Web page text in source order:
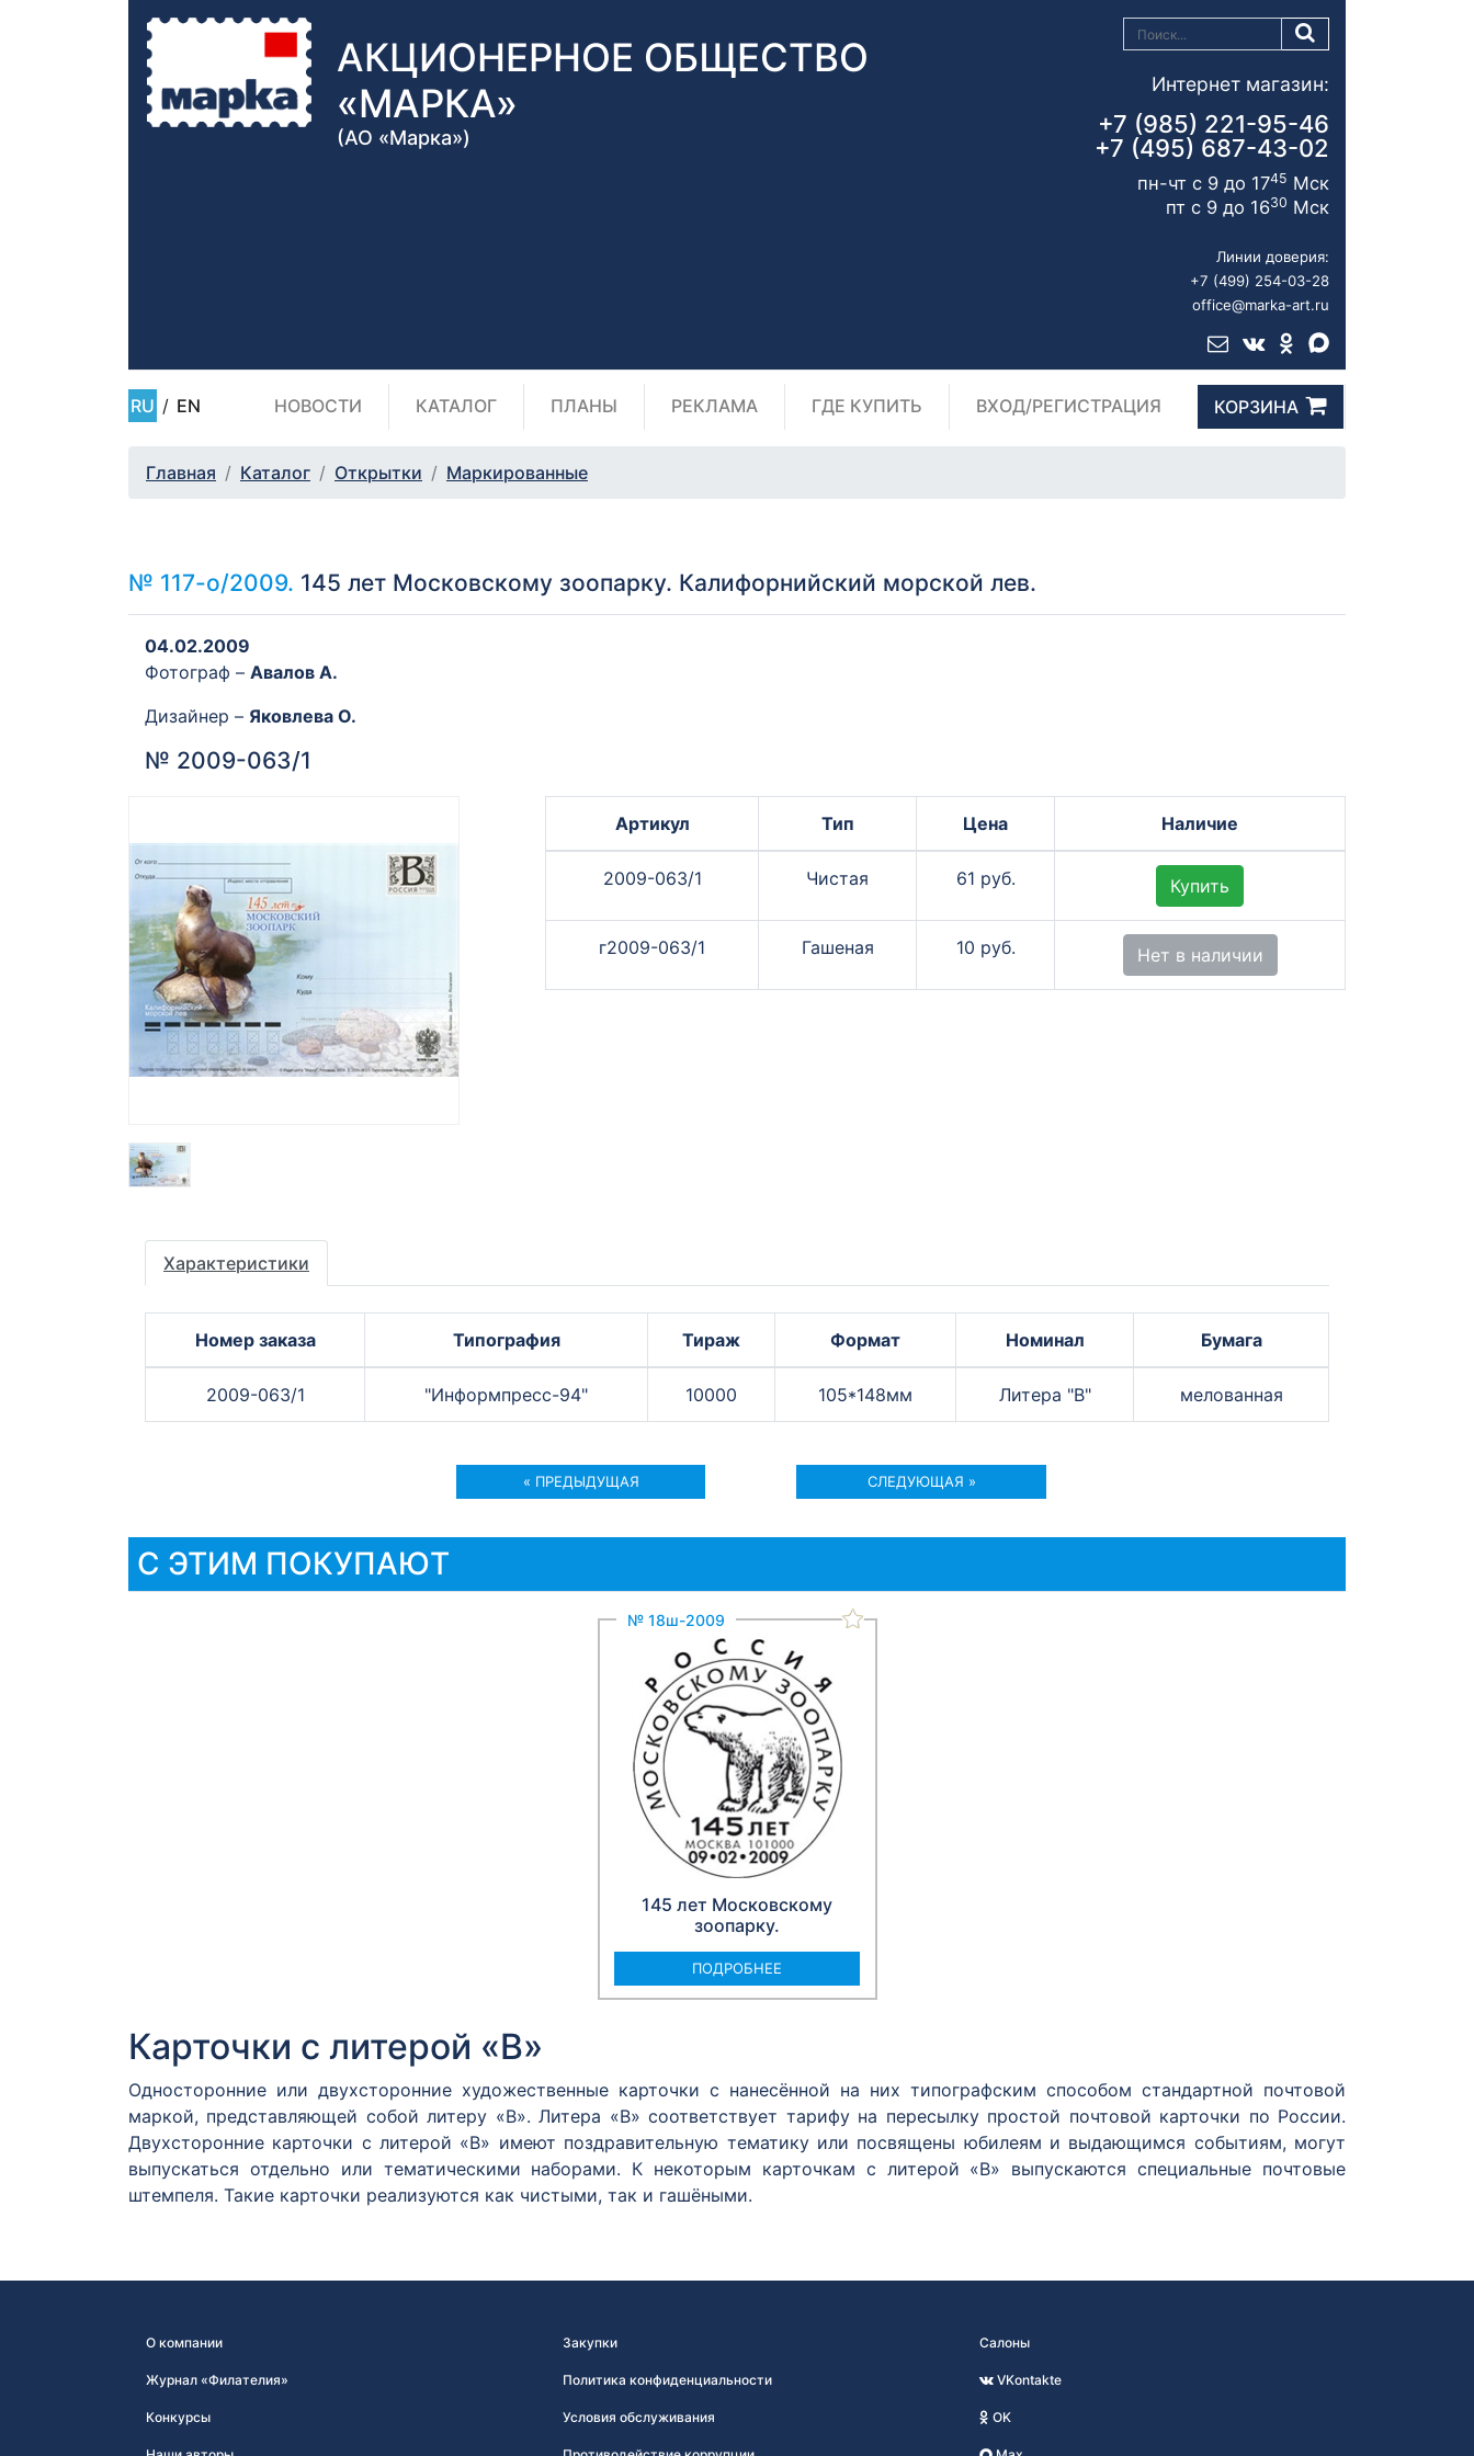
АКЦИОНЕРНОЕ ОБЩЕСТВО
«МАРКА»
(АО «Марка»)
Интернет магазин:
+7 (985) 221-95-46
+7 (495) 687-43-02
пн-чт с 9 до 1745 Мск
пт с 9 до 1630 Мск
Линии доверия:
+7 (499) 254-03-28
office@marka-art.ru
RU / EN НОВОСТИ КАТАЛОГ ПЛАНЫ РЕКЛАМА ГДЕ КУПИТЬ ВХОД/РЕГИСТРАЦИЯ КОРЗИНА
Главная Каталог Открытки Маркированные
№ 117-о/2009. 145 лет Московскому зоопарку. Калифорнийский морской лев.
04.02.2009
Фотограф – Авалов А.
Дизайнер – Яковлева О.
№ 2009-063/1
Артикул Тип Цена Наличие
2009-063/1 Чистая 61 руб. Купить
г2009-063/1 Гашеная 10 руб. Нет в наличии
Характеристики
Номер заказа Типография Тираж Формат Номинал Бумага
2009-063/1 "Информпресс-94" 10000 105*148мм Литера "B" мелованная
« ПРЕДЫДУЩАЯ СЛЕДУЮЩАЯ »
С ЭТИМ ПОКУПАЮТ
№ 18ш-2009
145 лет Московскому
зоопарку.
ПОДРОБНЕЕ
Карточки с литерой «В»
Односторонние или двухсторонние художественные карточки с нанесённой на них типографским способом стандартной почтовой
маркой, представляющей собой литеру «В». Литера «В» соответствует тарифу на пересылку простой почтовой карточки по России.
Двухсторонние карточки с литерой «В» имеют поздравительную тематику или посвящены юбилеям и выдающимся событиям, могут
выпускаться отдельно или тематическими наборами. К некоторым карточкам с литерой «В» выпускаются специальные почтовые
штемпеля. Такие карточки реализуются как чистыми, так и гашёными.
О компании
Журнал «Филателия»
Конкурсы
Закупки
Политика конфиденциальности
Условия обслуживания
Салоны
VKontakte
OK